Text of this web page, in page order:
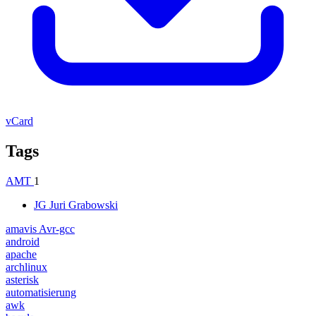
vCard
Tags
AMT 1
JG Juri Grabowski
amavis Avr-gcc
android
apache
archlinux
asterisk
automatisierung
awk